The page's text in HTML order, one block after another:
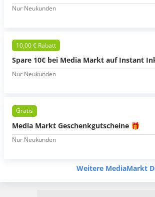
Nur Neukunden
10,00 € Rabatt
Spare 10€ bei Media Markt auf Instant
Nur Neukunden
Gratis
Media Markt Geschenkgutscheine 🎁
Nur Neukunden
Weitere MediaMarkt